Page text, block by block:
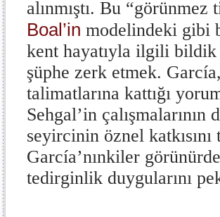
alınmıştı. Bu
Boal’in modelindeki gibi
kent hayatıyla ilgili
şüphe zerk etmek.
talimatlarına kattığı
Sehgal’in
seyircinin öznel
García’nınkiler
tedirginlik duygularını